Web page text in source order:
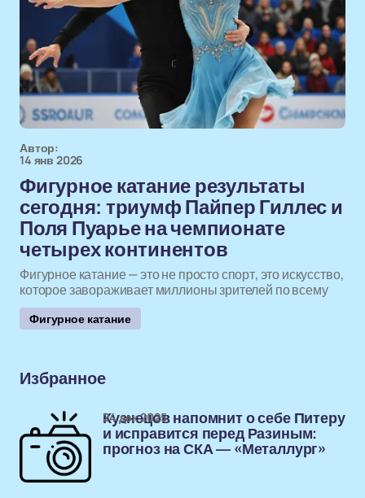
Автор:
14 янв 2026
Фигурное катание результаты
сегодня: триумф Пайпер Гиллес и
Поля Пуарье на чемпионате
четырех континентов
Фигурное катание — это не просто спорт, это искусство,
которое завораживает миллионы зрителей по всему
Фигурное катание
Избранное
Кузнецов напомнит о себе Питеру
и исправится перед Разиным:
прогноз на СКА — «Металлург»
24 дек 2025